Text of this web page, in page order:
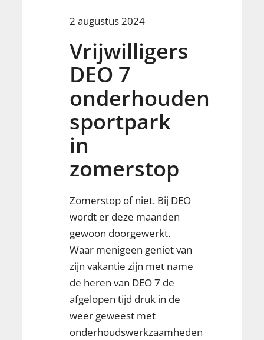
2 augustus 2024
Vrijwilligers
DEO 7
onderhouden
sportpark
in
zomerstop
Zomerstop of niet. Bij DEO
wordt er deze maanden
gewoon doorgewerkt.
Waar menigeen geniet van
zijn vakantie zijn met name
de heren van DEO 7 de
afgelopen tijd druk in de
weer geweest met
onderhoudswerkzaamheden